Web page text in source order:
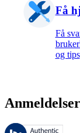
Få
Få
og tips
Anmeldelser
Disse